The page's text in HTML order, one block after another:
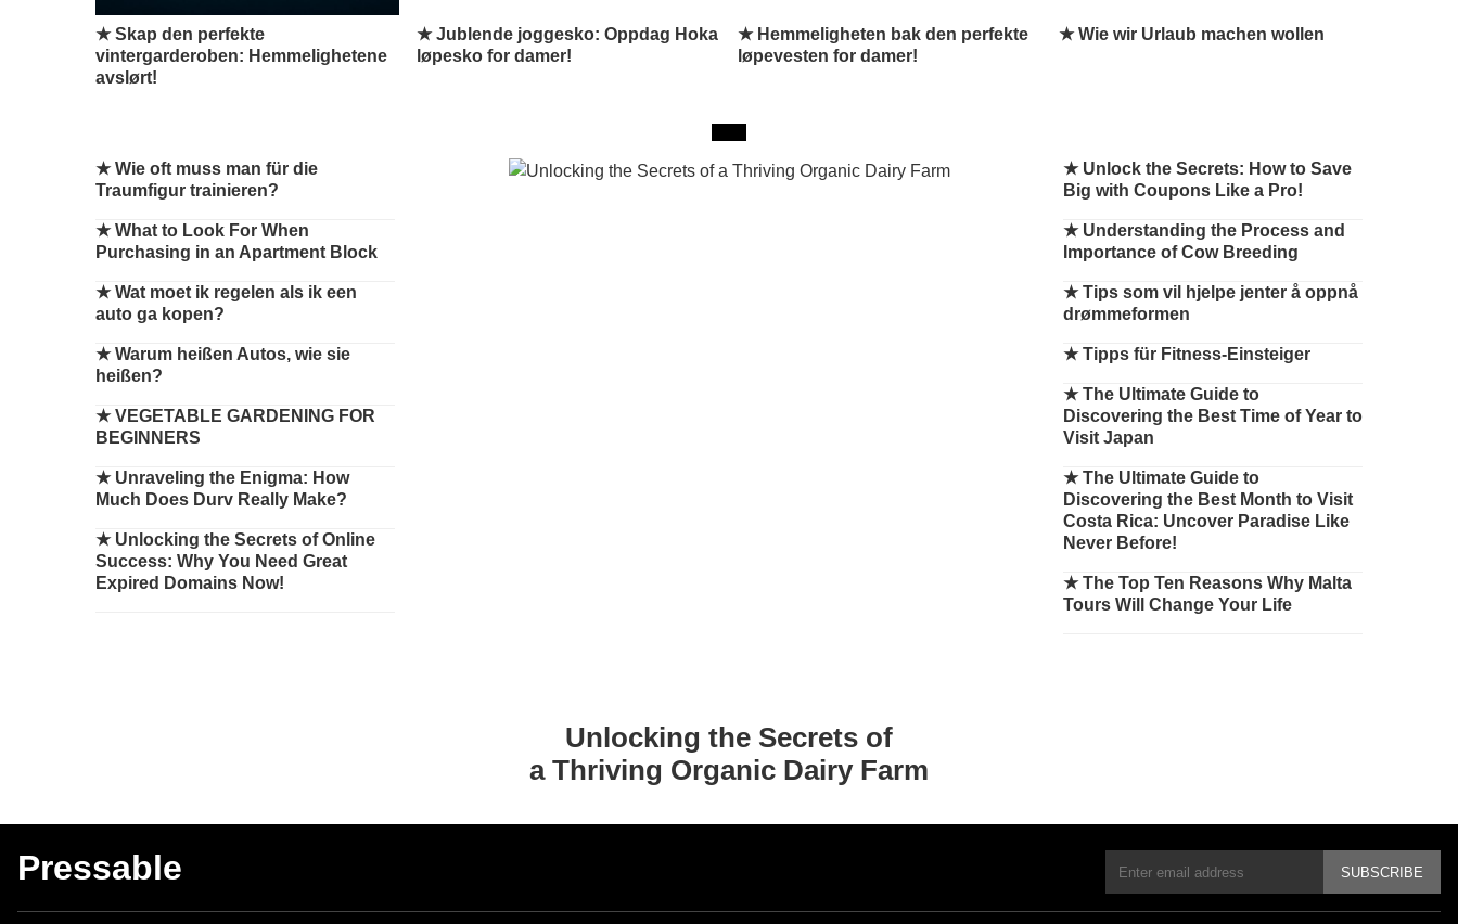
★ Skap den perfekte
vintergarderoben: Hemmelighetene
avslørt!
★ Jublende joggesko: Oppdag Hoka
løpesko for damer!
★ Hemmeligheten bak den perfekte
løpevesten for damer!
★ Wie wir Urlaub machen wollen
★Wie oft muss man für die
Traumfigur trainieren?
★What to Look For When
Purchasing in an Apartment Block
★Wat moet ik regelen als ik een
auto ga kopen?
★Warum heißen Autos, wie sie
heißen?
★VEGETABLE GARDENING FOR
BEGINNERS
★ Unraveling the Enigma: How
Much Does Durv Really Make?
★ Unlocking the Secrets of Online
Success: Why You Need Great
Expired Domains Now!
Unlocking the Secrets of
a Thriving Organic Dairy Farm
★ Unlock the Secrets: How to Save
Big with Coupons Like a Pro!
★ Understanding the Process and
Importance of Cow Breeding
★Tips som vil hjelpe jenter å oppnå
drømmeformen
★Tipps für Fitness-Einsteiger
★The Ultimate Guide to
Discovering the Best Time of Year to
Visit Japan
★The Ultimate Guide to
Discovering the Best Month to Visit
Costa Rica: Uncover Paradise Like
Never Before!
★The Top Ten Reasons Why Malta
Tours Will Change Your Life
Pressable SUBSCRIBE